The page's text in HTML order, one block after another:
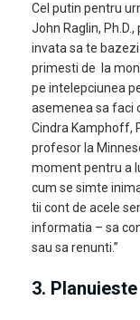
Cel putin pentru
John Raglin,
invata sa te
primesti de
la
pe intelepciunea
asemenea sa faci
Cindra Kamphoff,
profesor la
moment pentru a
cum se simte
tii cont de acele
informatia – sa
sau sa renunti.”
3.